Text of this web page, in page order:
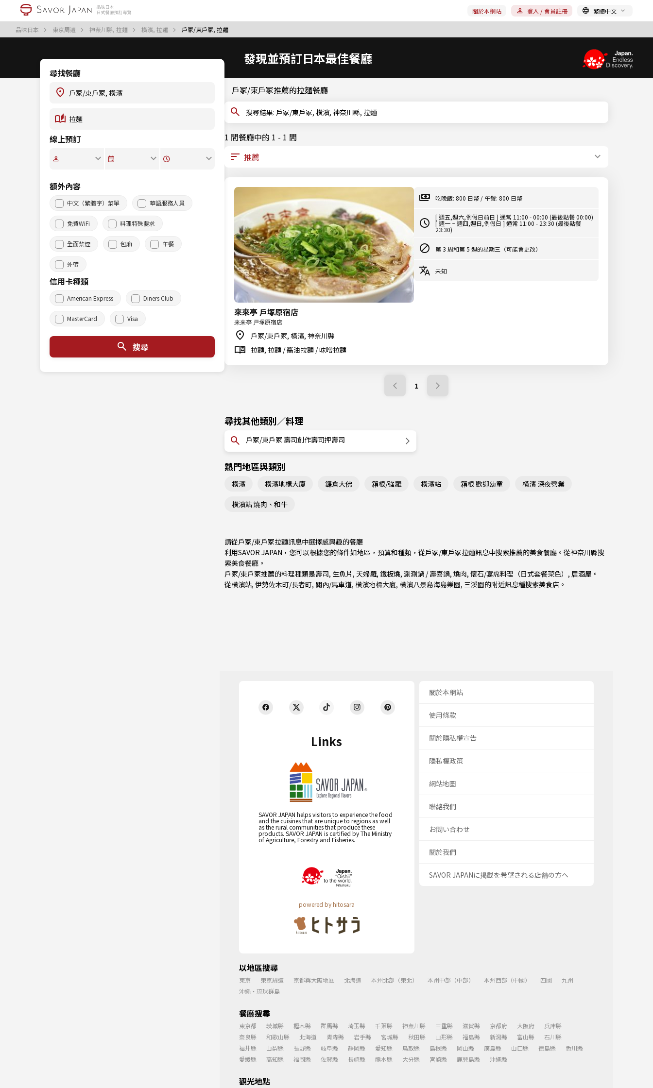
品味日本 東京周遭 神奈川縣, 拉麵 橫濱, 拉麵 戶冢/東戶冢, 拉麵
關於本網站 登入 / 會員註冊 繁體中文
發現並預訂日本最佳餐廳
尋找餐廳
線上預訂
額外內容
中文（繁體字）菜單 華語服務人員
免費WiFi 料理特殊要求
全面禁煙 包廂 午餐
外帶
信用卡種類
American Express Diners Club
MasterCard Visa
搜尋
戶冢/東戶冢推薦的拉麵餐廳
搜尋結果: 戶冢/東戶冢, 橫濱, 神奈川縣, 拉麵
1 間餐廳中的 1 - 1 間
來來亭 戶塚原宿店
来来亭 戸塚原宿店
戶冢/東戶冢, 橫濱, 神奈川縣
拉麵, 拉麵 / 醬油拉麵 / 味噌拉麵
吃晚飯: 800 日幣 / 午餐: 800 日幣
[ 週五,週六,例假日前日 ] 通常 11:00 - 00:00 (最後點餐 00:00)
[ 週一 ~ 週四,週日,例假日 ] 通常 11:00 - 23:30 (最後點餐
23:30)
第 3 周和第 5 週的星期三（可能會更改）
未知
1
尋找其他類別／料理
戶冢/東戶冢 壽司創作壽司押壽司
熱門地區與類別
橫濱 橫濱地標大廈 鐮倉大佛 箱根/強羅 橫濱站 箱根 歡迎幼童 橫濱 深夜營業
橫濱站 燒肉、和牛
請從戶冢/東戶冢拉麵訊息中選擇感興趣的餐廳
利用SAVOR JAPAN，您可以根據您的條件如地區，預算和種類，從戶冢/東戶冢拉麵訊息中搜索推薦的美食餐廳。從神奈川縣搜
索美食餐廳。
戶冢/東戶冢推薦的料理種類是壽司, 生魚片 , 天婦羅, 鐵板燒, 涮涮鍋 / 壽喜鍋, 燒肉, 懷石/宴席料理（日式套餐菜色） , 居酒屋 。
從橫濱站, 伊勢佐木町/長者町, 關內/馬車道, 橫濱地標大廈, 橫濱八景島海島樂園, 三溪園的附近訊息種搜索美食店。
Links
SAVOR JAPAN helps visitors to experience the food
and the cuisines that are unique to regions as well
as the rural communities that produce these
products. SAVOR JAPAN is certified by The Ministry
of Agriculture, Forestry and Fisheries.
powered by hitosara
關於本網站
使用條款
關於隱私權宣告
隱私權政策
網站地圖
聯絡我們
お問い合わせ
關於我們
SAVOR JAPANに掲載を希望される店舗の方へ
以地區搜尋
東京 東京周遭 京都與大阪地區 北海道 本州北部（東北） 本州中部（中部） 本州西部（中國） 四國
九州
沖繩・琉球群島
餐廳搜尋
東京都 茨城縣 櫪木縣 群馬縣 埼玉縣 千葉縣 神奈川縣 三重縣 滋賀縣 京都府 大阪府
兵庫縣
奈良縣
和歌山縣 北海道 青森縣 岩手縣 宮城縣 秋田縣 山形縣 福島縣 新潟縣 富山縣
石川縣
福井縣
山梨縣 長野縣 岐阜縣 靜岡縣 愛知縣 鳥取縣 島根縣 岡山縣 廣島縣 山口縣 德島縣
香川縣
愛媛縣
高知縣 福岡縣 佐賀縣 長崎縣 熊本縣 大分縣 宮崎縣 鹿兒島縣 沖繩縣
觀光地點